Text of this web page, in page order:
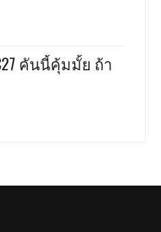
C27 คันนี้คุ้มมั้ย ถ้า